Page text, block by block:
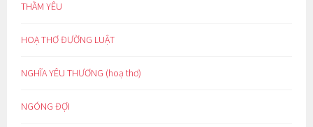
THẦM YÊU
HOẠ THƠ ĐƯỜNG LUẬT
NGHĨA YÊU THƯƠNG (hoạ thơ)
NGÓNG ĐỢI